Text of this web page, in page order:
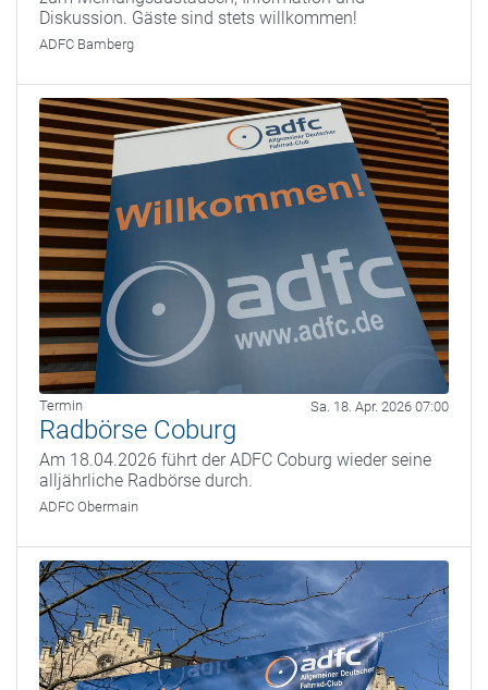
Diskussion. Gäste sind stets willkommen!
ADFC Bamberg
Termin Sa. 18. Apr. 2026 07:00
Radbörse Coburg
Am 18.04.2026 führt der ADFC Coburg wieder seine
alljährliche Radbörse durch.
ADFC Obermain